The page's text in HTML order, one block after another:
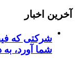
آخرین اخبار
شرکتی که
شما آورد،